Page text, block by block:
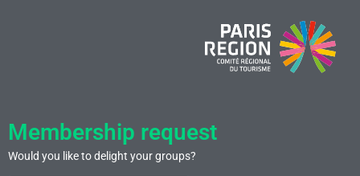
Membership request
Would you like to delight your groups?